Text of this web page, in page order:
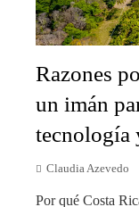
Razones
un imán
tecnología
Claudia Azevedo
Por qué Costa